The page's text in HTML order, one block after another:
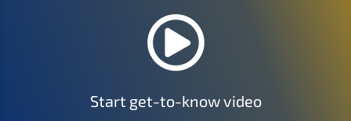
Start get-to-know video